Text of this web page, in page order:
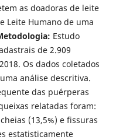
as doadoras de leite
Leite Humano de uma
Estudo
de 2.909
Os dados coletados
análise descritiva.
das puérperas
relatadas foram:
(13,5%) e fissuras
estatisticamente